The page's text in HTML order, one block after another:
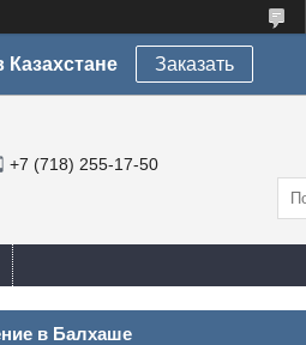
Заказать
+7 (718) 255-17-50
в Балхаше